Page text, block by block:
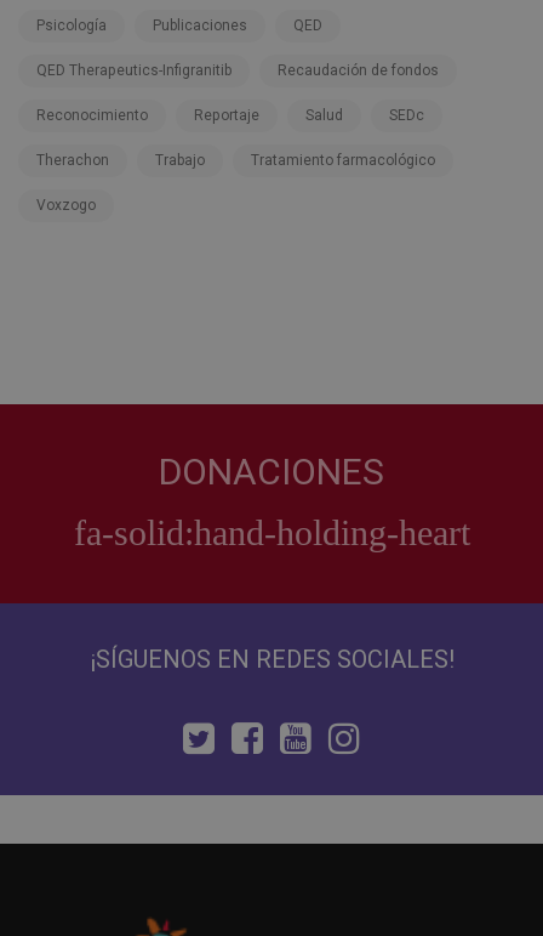
Psicología Publicaciones QED
QED Therapeutics-Infigranitib Recaudación de fondos
Reconocimiento Reportaje Salud SEDc
Therachon Trabajo Tratamiento farmacológico
Voxzogo
DONACIONES
¡SÍGUENOS EN REDES SOCIALES!